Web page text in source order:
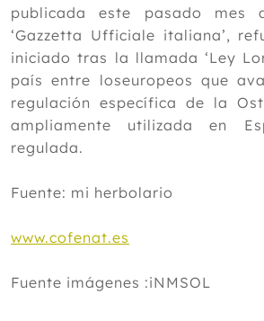
publicada este pasado mes
‘Gazzetta Ufficiale italiana’,
iniciado tras la llamada ‘Ley
país entre loseuropeos que
regulación específica de la
ampliamente utilizada en
regulada.
Fuente: mi herbolario
www.cofenat.es
Fuente imágenes :iNMSOL